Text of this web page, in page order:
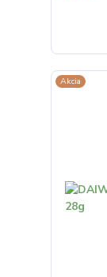
Akcia